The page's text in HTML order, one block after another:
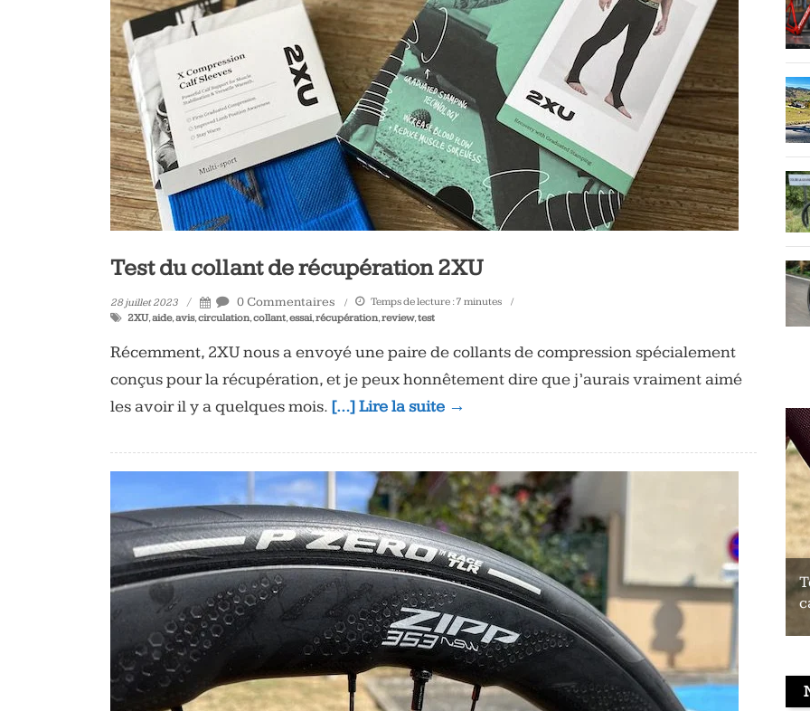
Test du collant de récupération 2XU
28 juillet 2023 0 Commentaires Temps de lecture : 7 minutes
2XU,aide,avis,circulation,collant,essai,récupération,review,test
Récemment, 2XU nous a envoyé une paire de collants de compression spécialement
conçus pour la récupération, et je peux honnêtement dire que j’aurais vraiment aimé
les avoir il y a quelques mois. […] Lire la suite →
Test du Coospo HW9 : un brassard
cardio à prix contenu